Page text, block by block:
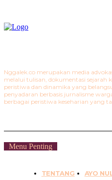
Nggalek.co merupakan media
melalui tulisan, dokumentasi sejarah
peristiwa dan dinamika yang
penyadaran berbasis jurnalisme
berbagai peristiwa keseharian yang
Menu Penting
TENTANG AYO